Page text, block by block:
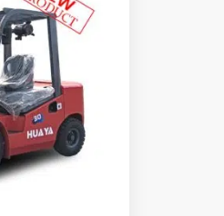
und Kraftstoffeffizienz bieten.
betrieblichen Anforderungen.